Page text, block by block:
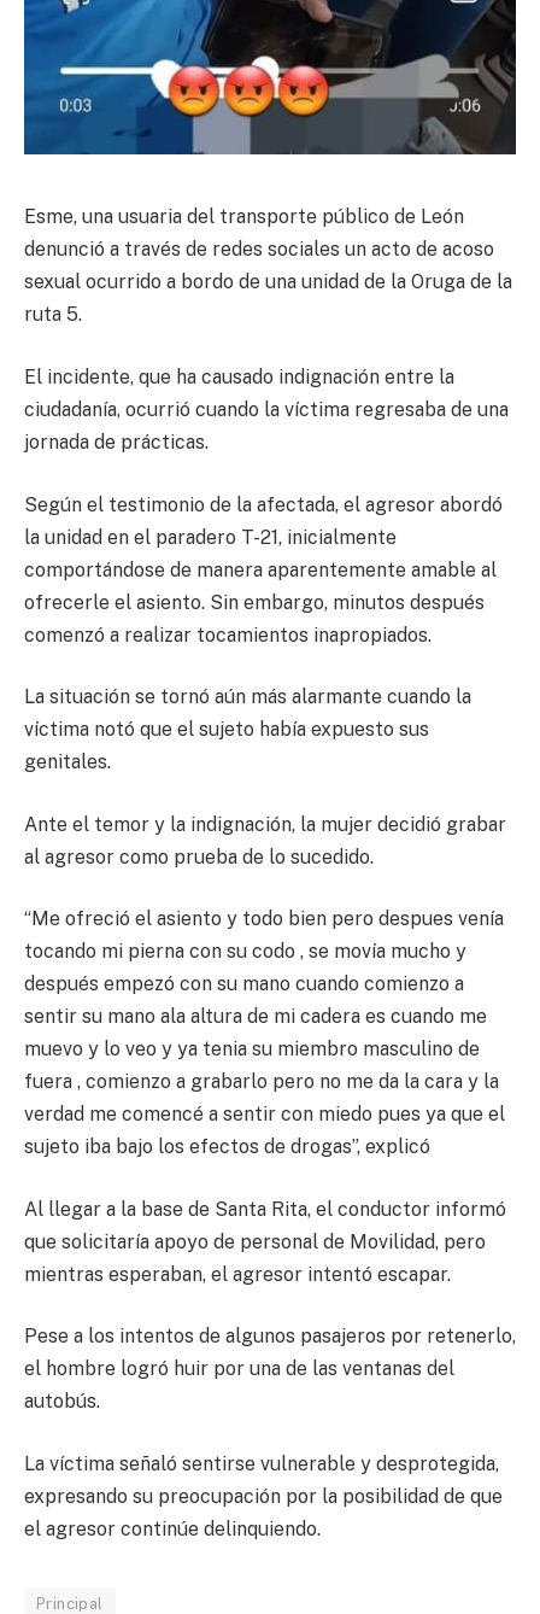
Esme, una usuaria del transporte público de León
denunció a través de redes sociales un acto de acoso
sexual ocurrido a bordo de una unidad de la Oruga de la
ruta 5.
El incidente, que ha causado indignación entre la
ciudadanía, ocurrió cuando la víctima regresaba de una
jornada de prácticas.
Según el testimonio de la afectada, el agresor abordó
la unidad en el paradero T-21, inicialmente
comportándose de manera aparentemente amable al
ofrecerle el asiento. Sin embargo, minutos después
comenzó a realizar tocamientos inapropiados.
La situación se tornó aún más alarmante cuando la
víctima notó que el sujeto había expuesto sus
genitales.
Ante el temor y la indignación, la mujer decidió grabar
al agresor como prueba de lo sucedido.
“Me ofreció el asiento y todo bien pero despues venía
tocando mi pierna con su codo , se movía mucho y
después empezó con su mano cuando comienzo a
sentir su mano ala altura de mi cadera es cuando me
muevo y lo veo y ya tenia su miembro masculino de
fuera , comienzo a grabarlo pero no me da la cara y la
verdad me comencé a sentir con miedo pues ya que el
sujeto iba bajo los efectos de drogas”, explicó
Al llegar a la base de Santa Rita, el conductor informó
que solicitaría apoyo de personal de Movilidad, pero
mientras esperaban, el agresor intentó escapar.
Pese a los intentos de algunos pasajeros por retenerlo,
el hombre logró huir por una de las ventanas del
autobús.
La víctima señaló sentirse vulnerable y desprotegida,
expresando su preocupación por la posibilidad de que
el agresor continúe delinquiendo.
Principal